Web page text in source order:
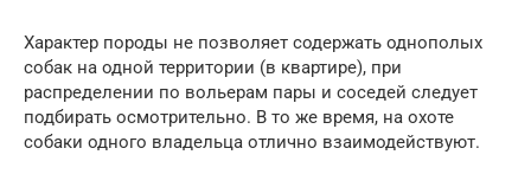
Характер породы не позволяет содержать однополых
собак на одной территории (в квартире), при
распределении по вольерам пары и соседей следует
подбирать осмотрительно. В то же время, на охоте
собаки одного владельца отлично взаимодействуют.